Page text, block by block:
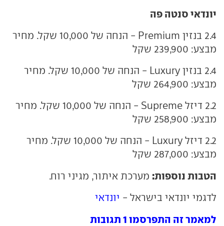
יונדאי סנטה פה
2.4 בנזין Premium - הנחה של 10,000 שקל. מחיר
מבצע: 239,900 שקל
2.4 בנזין Luxury - הנחה של 10,000 שקל. מחיר
מבצע: 264,900 שקל
2.2 דיזל Supreme - הנחה של 10,000 שקל. מחיר
מבצע: 258,900 שקל
2.2 דיזל Luxury - הנחה של 10,000 שקל. מחיר
מבצע: 287,000 שקל
הטבות נוספות: מערכת איתור, מגיני רוח.
לדגמי יונדאי בישראל - יונדאי
למאמר זה התפרסמו 1 תגובות